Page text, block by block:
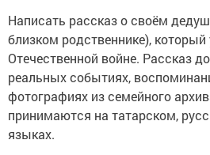
Написать рассказ о своём
близком родственнике),
Отечественной войне. Рассказ
реальных событиях,
фотографиях из семейного
принимаются на татарском,
языках.